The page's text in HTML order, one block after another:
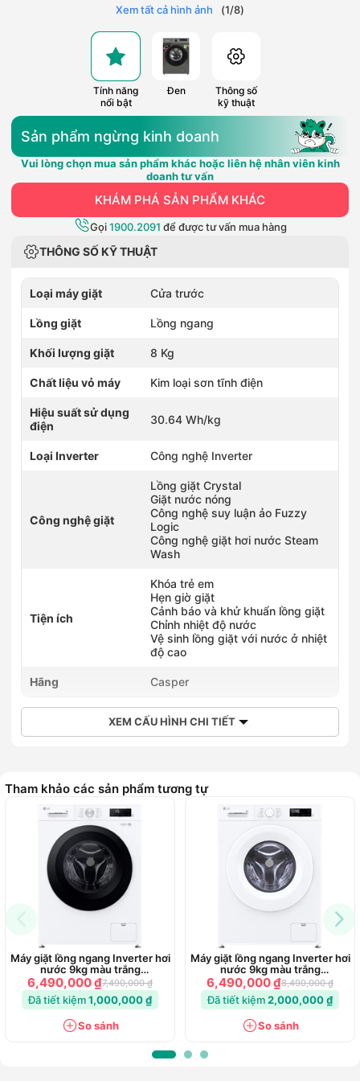
Xem tất cả hình ảnh (1/8)
Tính năng
nổi bật
Đen
Thông số
kỹ thuật
Sản phẩm ngừng kinh doanh
Vui lòng chọn mua sản phẩm khác hoặc liên hệ nhân viên kinh
doanh tư vấn
KHÁM PHÁ SẢN PHẨM KHÁC
Gọi1900.2091 để được tư vấn mua hàng
THÔNG SỐ KỸ THUẬT
Loại máy giặt Cửa trước
Lồng giặt Lồng ngang
Khối lượng giặt 8 Kg
Chất liệu vỏ máy Kim loại sơn tĩnh điện
Hiệu suất sử dụng
điện
30.64 Wh/kg
Loại Inverter Công nghệ Inverter
Công nghệ giặt
Lồng giặt Crystal
Giặt nước nóng
Công nghệ suy luận ảo Fuzzy
Logic
Công nghệ giặt hơi nước Steam
Wash
Tiện ích
Khóa trẻ em
Hẹn giờ giặt
Cảnh báo và khử khuẩn lồng giặt
Chỉnh nhiệt độ nước
Vệ sinh lồng giặt với nước ở nhiệt
độ cao
Hãng Casper
XEM CẤU HÌNH CHI TIẾT
Tham khảo các sản phẩm tương tự
Máy giặt lồng ngang Inverter hơi
nước 9kg màu trắng
FB1209S6W1
6,490,000 ₫7,490,000 ₫
Đã tiết kiệm1,000,000 ₫
So sánh
Máy giặt lồng ngang Inverter hơi
nước 9kg màu trắng
FB1209S6W
6,490,000 ₫8,490,000 ₫
Đã tiết kiệm2,000,000 ₫
So sánh